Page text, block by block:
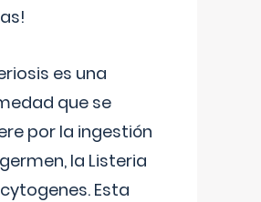
es una
que se
por la ingestión
la Listeria
Esta